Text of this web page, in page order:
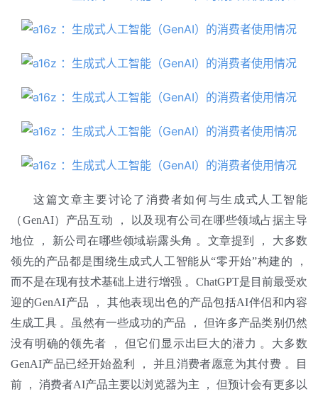
项
应
好
文
教
模
型
登录 注册
这篇文章主要讨论了消费者如何与生成式人工智能
（GenAI）产品互动 ， 以及现有公司在哪些领域占据主导
地位 ， 新公司在哪些领域崭露头角 。文章提到 ， 大多数
领先的产品都是围绕生成式人工智能从“零开始”构建的 ，
而不是在现有技术基础上进行增强 。ChatGPT是目前最受欢
迎的GenAI产品 ， 其他表现出色的产品包括AI伴侣和内容
生成工具 。虽然有一些成功的产品 ， 但许多产品类别仍然
没有明确的领先者 ， 但它们显示出巨大的潜力 。大多数
GenAI产品已经开始盈利 ， 并且消费者愿意为其付费 。目
前 ， 消费者AI产品主要以浏览器为主 ， 但预计会有更多以